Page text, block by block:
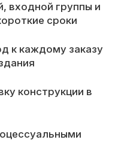
входной группы и
сроки
к каждому заказу
конструкции в